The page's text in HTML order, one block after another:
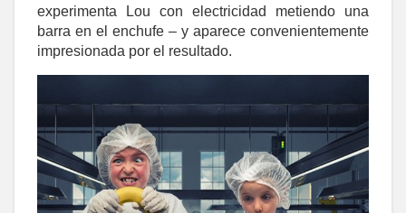
experimenta Lou con electricidad metiendo una
barra en el enchufe – y aparece convenientemente
impresionada por el resultado.